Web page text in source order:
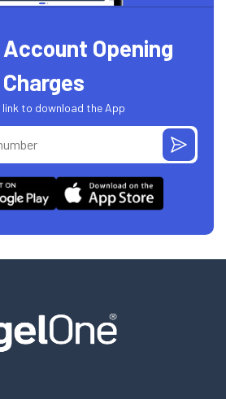
Opening
Charges
link to download the App